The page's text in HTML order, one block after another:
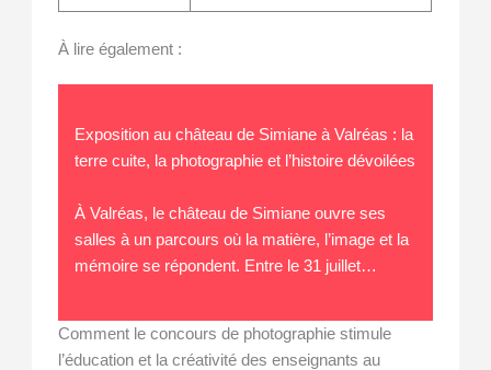
À lire également :
Exposition au château de Simiane à Valréas : la
terre cuite, la photographie et l’histoire dévoilées
À Valréas, le château de Simiane ouvre ses
salles à un parcours où la matière, l’image et la
mémoire se répondent. Entre le 31 juillet…
Comment le concours de photographie stimule
l’éducation et la créativité des enseignants au